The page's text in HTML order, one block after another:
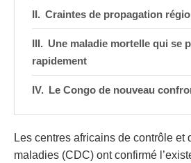
Craintes de propagation
Une maladie mortelle qui se
rapidement
Le Congo de nouveau
Les centres africains de contrôle et
maladies (CDC) ont confirmé